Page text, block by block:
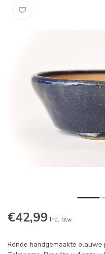
€42,99 Incl. btw
Ronde handgemaakte blauwe